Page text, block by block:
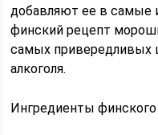
добавляют ее в самые
финский рецепт
самых привередливых
алкоголя.
Ингредиенты